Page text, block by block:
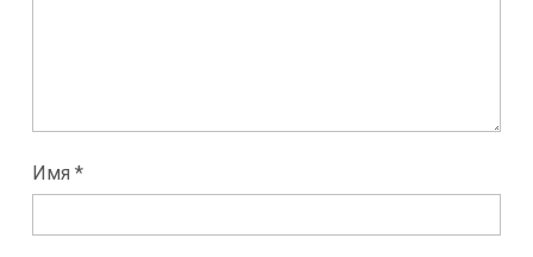
Имя *